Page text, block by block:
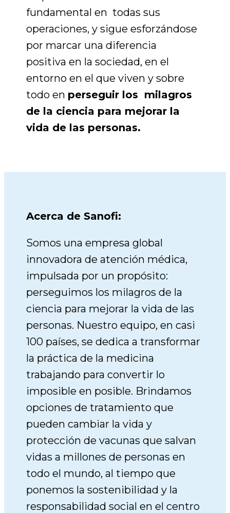
fundamental en todas sus
operaciones, y sigue esforzándose
por marcar una diferencia
positivaen la sociedad, en el
entorno en el que viven y sobre
todo en perseguir los milagros
de la ciencia para mejorar la
vida de las personas.
Acerca de Sanofi:
Somos una empresa global
innovadora de atención médica,
impulsada por un propósito:
perseguimos los milagros de la
ciencia para mejorar la vida de las
personas. Nuestro equipo, en casi
100 países, se dedica a transformar
la práctica de la medicina
trabajando para convertir lo
imposible en posible. Brindamos
opciones de tratamiento que
pueden cambiar la vida y
protección de vacunas que salvan
vidas a millones de personas en
todo el mundo, al tiempo que
ponemos la sostenibilidad y la
responsabilidad social en el centro